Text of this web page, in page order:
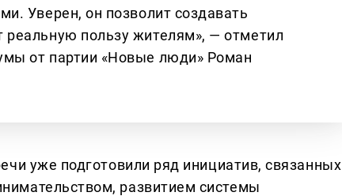
Уверен, он позволит создавать
реальную пользу жителям», — отметил
от партии «Новые люди» Роман
уже подготовили ряд инициатив, связанных
развитием системы